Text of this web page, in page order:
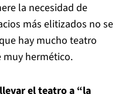
la necesidad de
más elitizados no se
hay mucho teatro
muy hermético.
el teatro a “la